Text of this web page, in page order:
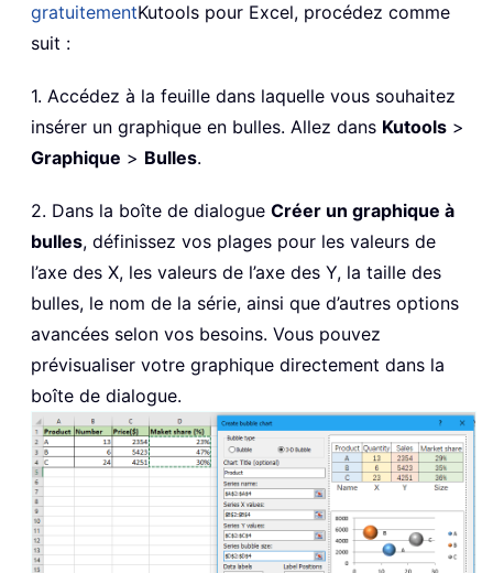
gratuitementKutools pour Excel, procédez comme
suit :
1. Accédez à la feuille dans laquelle vous souhaitez
insérer un graphique en bulles. Allez dans Kutools >
Graphique > Bulles.
2. Dans la boîte de dialogue Créer un graphique à
bulles, définissez vos plages pour les valeurs de
l’axe des X, les valeurs de l’axe des Y, la taille des
bulles, le nom de la série, ainsi que d’autres options
avancées selon vos besoins. Vous pouvez
prévisualiser votre graphique directement dans la
boîte de dialogue.